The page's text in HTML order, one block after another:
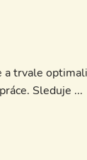
trvale
Sleduje ...